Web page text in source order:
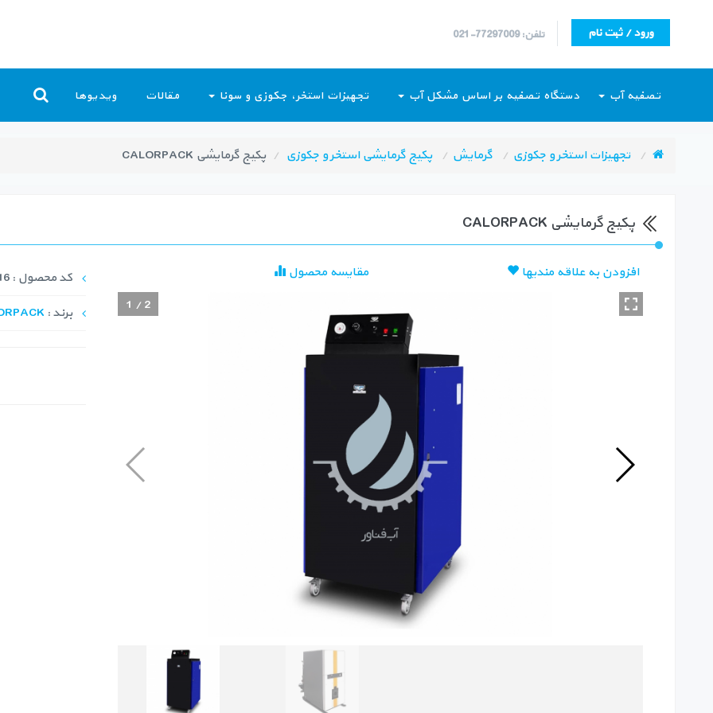
تلفن: 77297009-021 ورود / ثبت نام
تصفیه آب دستگاه تصفیه بر اساس مشکل آب تجهیزات استخر، جکوزی و سونا مقالات ویدیوها
تجهیزات استخر و جکوزی گرمایش پکیج گرمایشی استخر و جکوزی پکیج گرمایشی CALORPACK
پکیج گرمایشی CALORPACK
افزودن به علاقه مندیها
مقایسه محصول
1 /2
کد محصول : HPG-1016
برند :